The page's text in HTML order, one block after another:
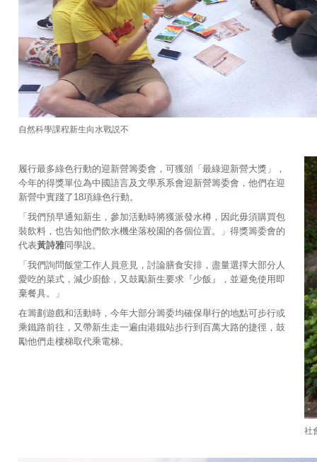
自然科學課程新生向水戰説不
履行最多綠色行動的迎新營籌委會，可獲頒「最綠迎新營大獎」，
今年的得獎單位為中國語言及文學系系會迎新營籌委會，他們在迎
新營中實踐了18項綠色行動。
「我們預早通知新生，參加活動時將獲派發水樽，因此毋須購買包
裝飲料，也告知他們飲水機坐落校園的各個位置。」得獎籌委會的
代表黃詩雅同學說。
「我們詢問飯堂工作人員意見，討論膳食安排，盡量選擇大部分人
愛吃的菜式，減少廚餘，又鼓勵新生要求『少飯』，並避免使用即
棄餐具。」
在籌劃遊戲和活動時，今年大部分籌委均確保舉行的地點可步行或
乘鐵路前往，又帶新生走一遍由港鐵站步行到百萬大路的捷徑，鼓
勵他們走樓梯取代乘電梯。
社